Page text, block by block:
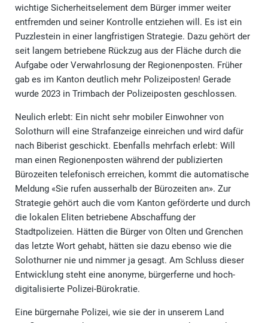
wichtige Sicherheitselement dem Bürger immer weiter
entfremden und seiner Kontrolle entziehen will. Es ist ein
Puzzlestein in einer langfristigen Strategie. Dazu gehört der
seit langem betriebene Rückzug aus der Fläche durch die
Aufgabe oder Verwahrlosung der Regionenposten. Früher
gab es im Kanton deutlich mehr Polizeiposten! Gerade
wurde 2023 in Trimbach der Polizeiposten geschlossen.
Neulich erlebt: Ein nicht sehr mobiler Einwohner von
Solothurn will eine Strafanzeige einreichen und wird dafür
nach Biberist geschickt. Ebenfalls mehrfach erlebt: Will
man einen Regionenposten während der publizierten
Bürozeiten telefonisch erreichen, kommt die automatische
Meldung «Sie rufen ausserhalb der Bürozeiten an». Zur
Strategie gehört auch die vom Kanton geförderte und durch
die lokalen Eliten betriebene Abschaffung der
Stadtpolizeien. Hätten die Bürger von Olten und Grenchen
das letzte Wort gehabt, hätten sie dazu ebenso wie die
Solothurner nie und nimmer ja gesagt. Am Schluss dieser
Entwicklung steht eine anonyme, bürgerferne und hoch-
digitalisierte Polizei-Bürokratie.
Eine bürgernahe Polizei, wie sie der in unserem Land